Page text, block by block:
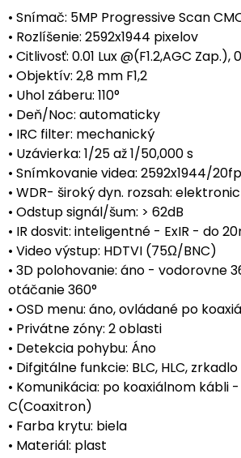
• Snímač: 5MP Progressive Scan
• Rozlíšenie: 2592x1944 pixelov
• Citlivosť: 0.01 Lux @(F1.2,AGC Zap.),
• Objektív: 2,8 mm F1,2
• Uhol záberu: 110°
• Deň/Noc: automaticky
• IRC filter: mechanický
• Uzávierka: 1/25 až 1/50,000 s
• Snímkovanie videa: 2592x1944/
• WDR- široký dyn. rozsah:
• Odstup signál/šum: > 62dB
• IR dosvit: inteligentné - ExIR - do
• Video výstup: HDTVI (75Ω/BNC)
• 3D polohovanie: áno - vodorovne
otáčanie 360°
• OSD menu: áno, ovládané po
• Privátne zóny: 2 oblasti
• Detekcia pohybu: Áno
• Difgitálne funkcie: BLC, HLC, zrkadlo
• Komunikácia: po koaxiálnom kábli
C(Coaxitron)
• Farba krytu: biela
• Materiál: plast